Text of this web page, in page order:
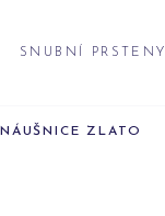
SNUBNÍ PRSTENY
NÁUŠNICE ZLATO